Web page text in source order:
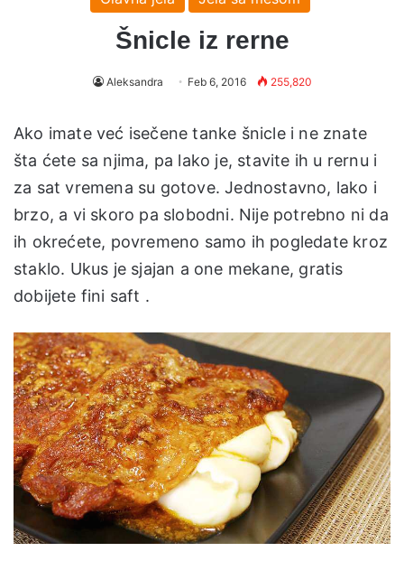
Šnicle iz rerne
Aleksandra Feb 6, 2016 255,820
Ako imate već isečene tanke šnicle i ne znate
šta ćete sa njima, pa lako je, stavite ih u rernu i
za sat vremena su gotove. Jednostavno, lako i
brzo, a vi skoro pa slobodni. Nije potrebno ni da
ih okrećete, povremeno samo ih pogledate kroz
staklo. Ukus je sjajan a one mekane, gratis
dobijete fini saft .